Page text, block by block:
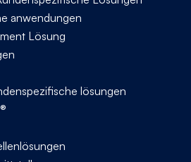
anwendungen
Lösung
lösungen